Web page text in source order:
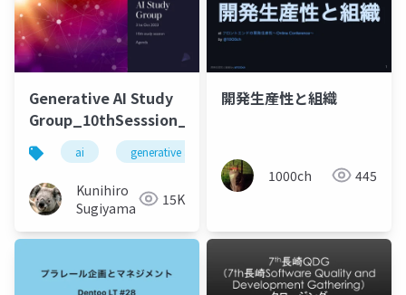
Generative AI Study
Group_10thSesssion_20231031
ai generative ai
Kunihiro
Sugiyama
15K
開発生産性と組織
1000ch 445